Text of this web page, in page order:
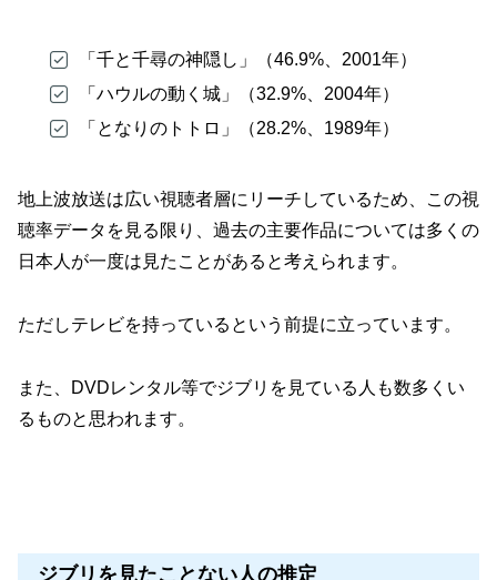
「千と千尋の神隠し」（46.9%、2001年）
「ハウルの動く城」（32.9%、2004年）
「となりのトトロ」（28.2%、1989年）
地上波放送は広い視聴者層にリーチしているため、この視
聴率データを見る限り、過去の主要作品については多くの
日本人が一度は見たことがあると考えられます。
ただしテレビを持っているという前提に立っています。
また、DVDレンタル等でジブリを見ている人も数多くい
るものと思われます。
ジブリを見たことない人の推定